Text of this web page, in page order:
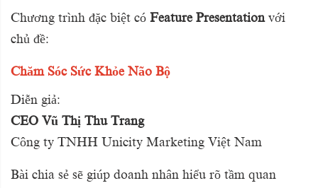
Chương trình đặc biệt có Feature Presentationvới
chủ đề:
Chăm Sóc Sức Khỏe Não Bộ
Diễn giả:
CEO Vũ Thị Thu Trang
Công ty TNHH Unicity Marketing Việt Nam
Bài chia sẻ sẽ giúp doanh nhân hiểu rõ tầm quan